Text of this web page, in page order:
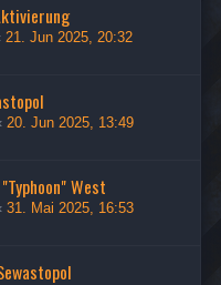
21. Jun 2025, 20:32
20. Jun 2025, 13:49
West
31. Mai 2025, 16:53